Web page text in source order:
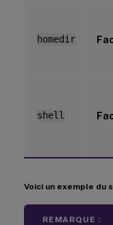
homedir
shell
Voici un exemple du
REMARQUE :